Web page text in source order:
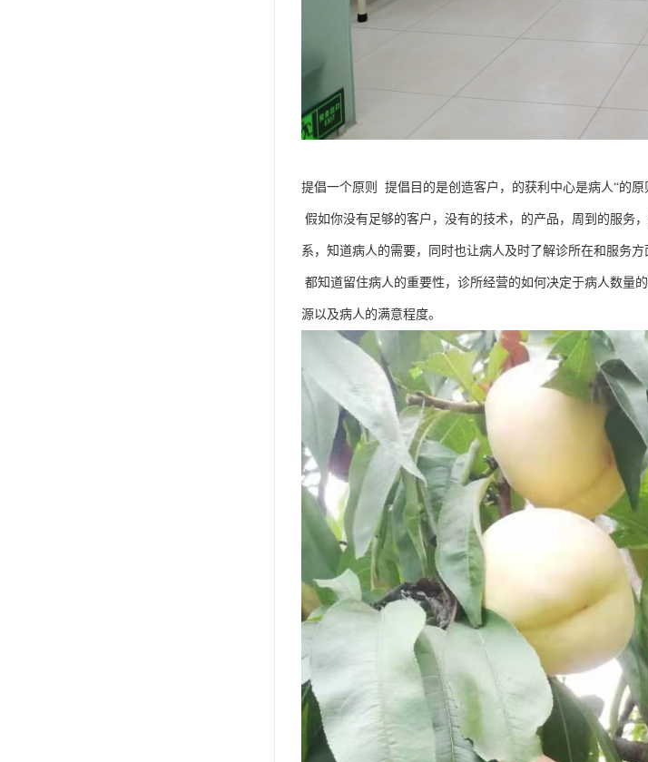
提倡一个原则 提倡目的是创造客户，的获利中心是病人“的原
假如你没有足够的客户，没有的技术，的产品，周到的服务
系，知道病人的需要，同时也让病人及时了解诊所在和服务方
都知道留住病人的重要性，诊所经营的如何决定于病人数量
源以及病人的满意程度。